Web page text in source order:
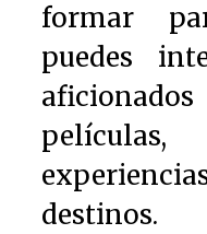
formar
puedes
destinos.